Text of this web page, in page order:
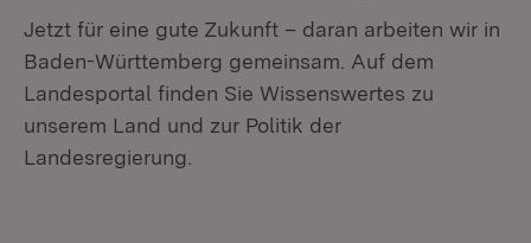
Jetzt für eine gute Zukunft – daran arbeiten wir in
Baden-Württemberg gemeinsam. Auf dem
Landesportal finden Sie Wissenswertes zu
unserem Land und zur Politik der
Landesregierung.